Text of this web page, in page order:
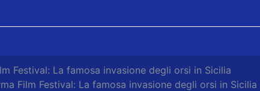
Festival: La famosa invasione degli orsi in Sicilia
Film Festival: La famosa invasione degli orsi in Sicilia